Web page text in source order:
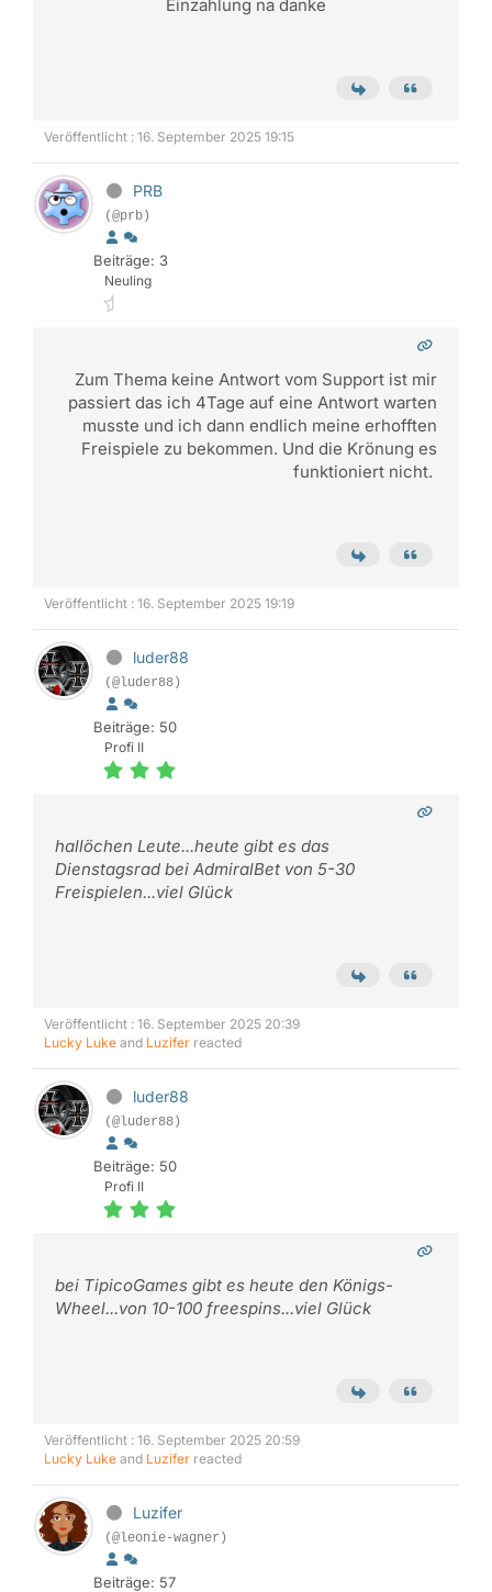
Einzahlung na danke
Veröffentlicht : 16. September 2025 19:15
PRB
(@prb)
Beiträge: 3
Neuling
Zum Thema keine Antwort vom Support ist mir
passiert das ich 4Tage auf eine Antwort warten
musste und ich dann endlich meine erhofften
Freispiele zu bekommen. Und die Krönung es
funktioniert nicht.
Veröffentlicht : 16. September 2025 19:19
luder88
(@luder88)
Beiträge: 50
Profi II
hallöchen Leute...heute gibt es das
Dienstagsrad bei AdmiralBet von 5-30
Freispielen...viel Glück
Veröffentlicht : 16. September 2025 20:39
Lucky Luke and Luzifer reacted
luder88
(@luder88)
Beiträge: 50
Profi II
bei TipicoGames gibt es heute den Königs-
Wheel...von 10-100 freespins...viel Glück
Veröffentlicht : 16. September 2025 20:59
Lucky Luke and Luzifer reacted
Luzifer
(@leonie-wagner)
Beiträge: 57